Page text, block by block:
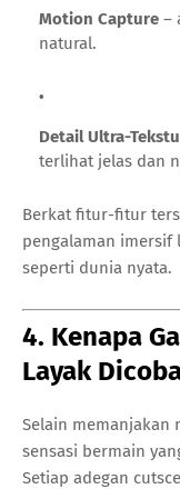
Motion Capture –
natural.
Detail Ultra-
terlihat jelas dan
Berkat fitur-fitur
pengalaman imersif
seperti dunia nyata.
4. Kenapa
Layak
Selain memanjakan
sensasi bermain
Setiap adegan